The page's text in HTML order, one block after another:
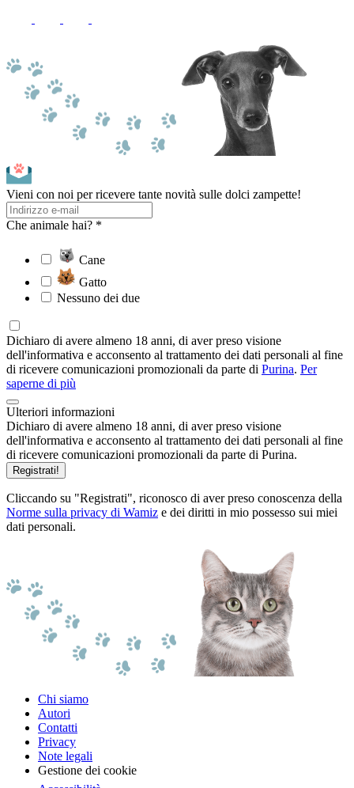
Vieni con noi per ricevere tante novità sulle dolci zampette!
Che animale hai? *
Cane
Gatto
Nessuno dei due
Dichiaro di avere almeno 18 anni, di aver preso visione
dell'informativa e acconsento al trattamento dei dati personali al fine
di ricevere comunicazioni promozionali da parte di Purina. Per
saperne di più
Ulteriori informazioni
Dichiaro di avere almeno 18 anni, di aver preso visione
dell'informativa e acconsento al trattamento dei dati personali al fine
di ricevere comunicazioni promozionali da parte di Purina.
Registrati!
Cliccando su "Registrati", riconosco di aver preso conoscenza della
Norme sulla privacy di Wamiz e dei diritti in mio possesso sui miei
dati personali.
Chi siamo
Autori
Contatti
Privacy
Note legali
Gestione dei cookie